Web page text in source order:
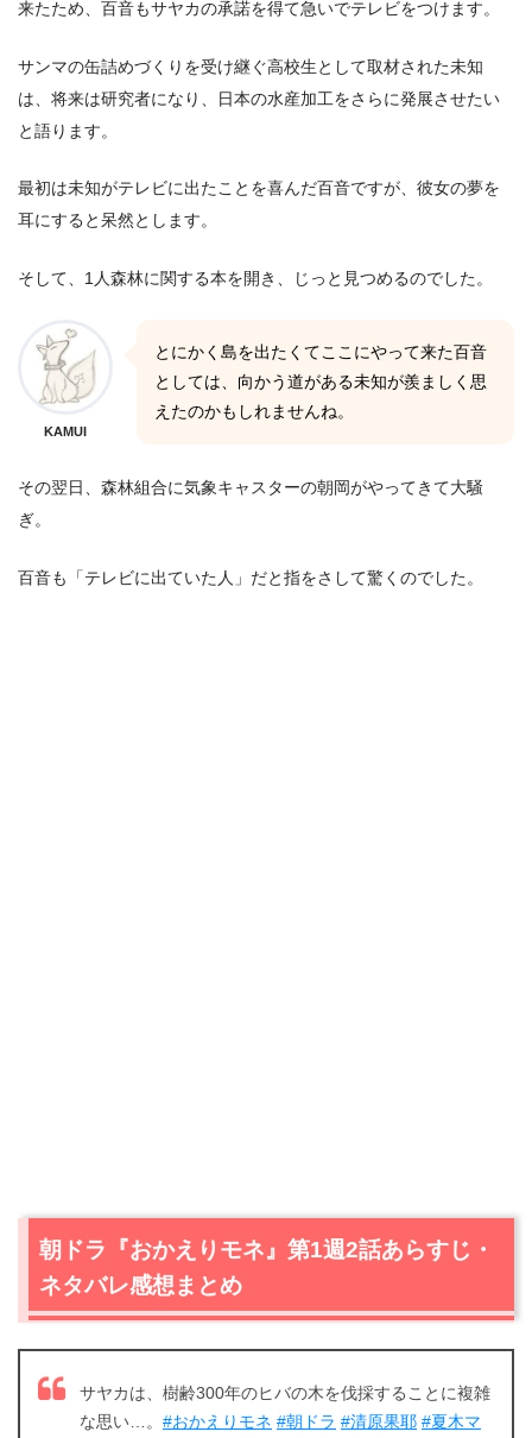
来たため、百音もサヤカの承諾を得て急いでテレビをつけます。
サンマの缶詰めづくりを受け継ぐ高校生として取材された未知
は、将来は研究者になり、日本の水産加工をさらに発展させたい
と語ります。
最初は未知がテレビに出たことを喜んだ百音ですが、彼女の夢を
耳にすると呆然とします。
そして、1人森林に関する本を開き、じっと見つめるのでした。
KAMUI
とにかく島を出たくてここにやって来た百音
としては、向かう道がある未知が羨ましく思
えたのかもしれませんね。
その翌日、森林組合に気象キャスターの朝岡がやってきて大騒
ぎ。
百音も「テレビに出ていた人」だと指をさして驚くのでした。
朝ドラ『おかえりモネ』第1週2話あらすじ・
ネタバレ感想まとめ
サヤカは、樹齢300年のヒバの木を伐採することに複雑
な思い…。 #おかえりモネ #朝ドラ #清原果耶 #夏木マ